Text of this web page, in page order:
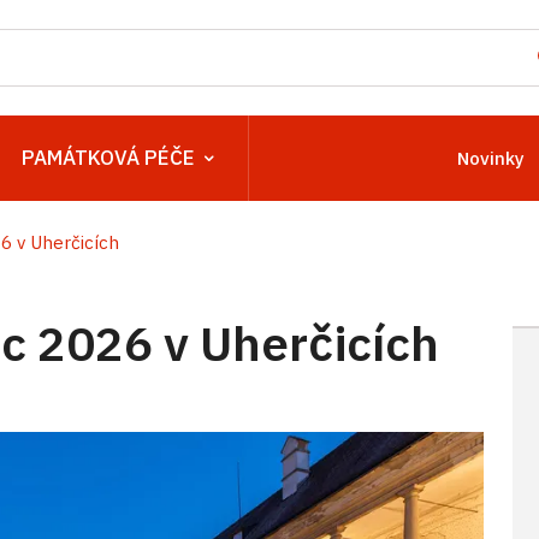
PAMÁTKOVÁ PÉČE Novinky
v Uherčicích
2026 v Uherčicích